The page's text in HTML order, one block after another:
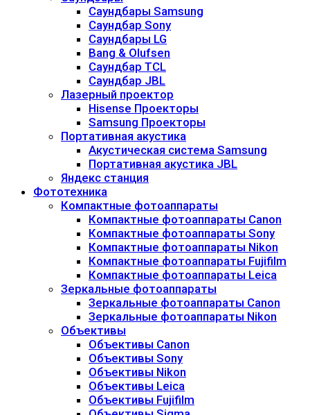
Саундбары Samsung
Саундбар Sony
Саундбары LG
Bang & Olufsen
Саундбар TCL
Саундбар JBL
Лазерный проектор
Hisense Проекторы
Samsung Проекторы
Портативная акустика
Акустическая система Samsung
Портативная акустика JBL
Яндекс станция
Фототехника
Компактные фотоаппараты
Компактные фотоаппараты Canon
Компактные фотоаппараты Sony
Компактные фотоаппараты Nikon
Компактные фотоаппараты Fujifilm
Компактные фотоаппараты Leica
Зеркальные фотоаппараты
Зеркальные фотоаппараты Canon
Зеркальные фотоаппараты Nikon
Объективы
Объективы Canon
Объективы Sony
Объективы Nikon
Объективы Leica
Объективы Fujifilm